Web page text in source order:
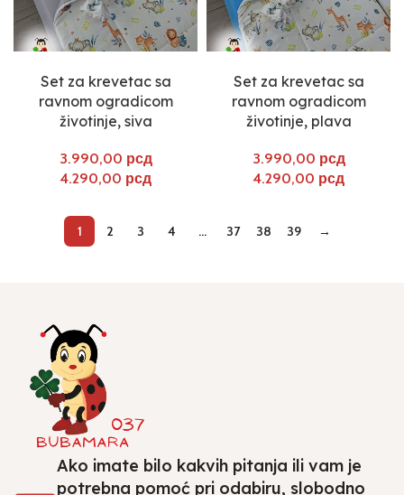
Set za krevetac sa
ravnom ogradicom
životinje, siva
рсд
рсд
Set za krevetac sa
ravnom ogradicom
životinje, plava
рсд
рсд
1 2 3 4 … 37 38 39 →
Ako imate bilo kakvih pitanja ili vam je
potrebna pomoć pri odabiru, slobodno